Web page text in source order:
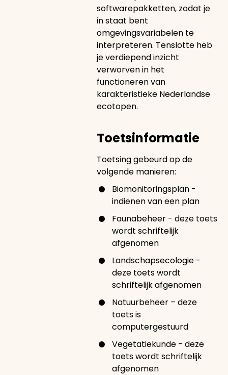
softwarepakketten, zodat je
in staat bent
omgevingsvariabelen te
interpreteren. Tenslotte heb
je verdiepend inzicht
verworven in het
functioneren van
karakteristieke Nederlandse
ecotopen.
Toetsinformatie
Toetsing gebeurd op de
volgende manieren:
Biomonitoringsplan -
indienen van een plan
Faunabeheer - deze toets
wordt schriftelijk
afgenomen
Landschapsecologie -
deze toets wordt
schriftelijk afgenomen
Natuurbeheer – deze
toets is
computergestuurd
Vegetatiekunde - deze
toets wordt schriftelijk
afgenomen